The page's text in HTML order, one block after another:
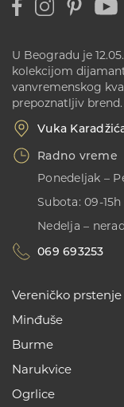
U Beogradu je
kolekcijom
vanvremenskog
prepoznatljiv brend.
Vuka
Radno vreme
Ponedeljak –
Subota: 09-15h
Nedelja –
069 693253
Vereničko prstenje
Minđuše
Burme
Narukvice
Ogrlice